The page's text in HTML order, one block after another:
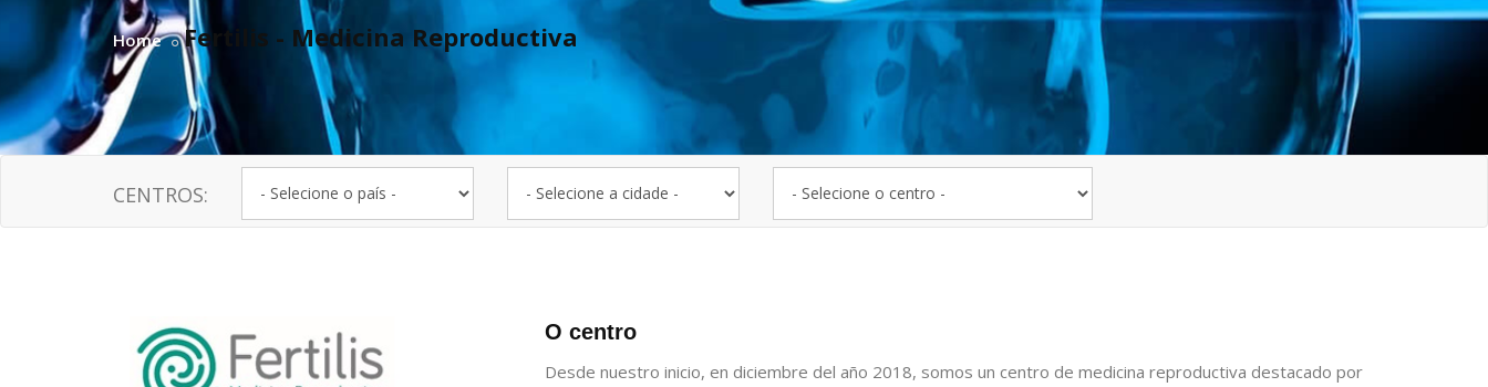
Home Fertilis - Medicina Reproductiva
CENTROS:
O centro
Desde nuestro inicio, en diciembre del año 2018, somos un centro de medicina reproductiva destacado por